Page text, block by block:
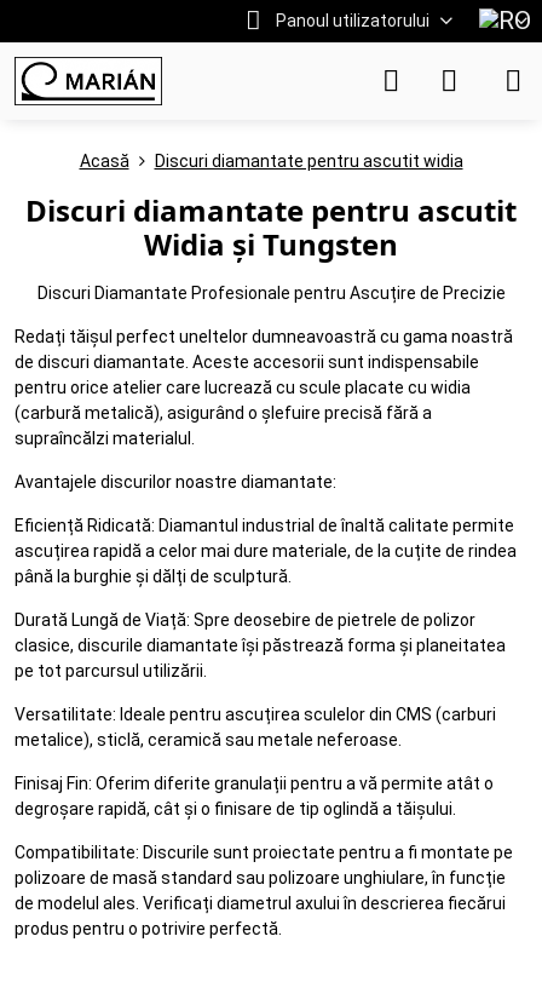
Panoul utilizatorului
Acasă Discuri diamantate pentru ascutit widia
Discuri diamantate pentru ascutit
Widia și Tungsten
Discuri Diamantate Profesionale pentru Ascuțire de Precizie
Redați tăișul perfect uneltelor dumneavoastră cu gama noastră
de discuri diamantate. Aceste accesorii sunt indispensabile
pentru orice atelier care lucrează cu scule placate cu widia
(carbură metalică), asigurând o șlefuire precisă fără a
supraîncălzi materialul.
Avantajele discurilor noastre diamantate:
Eficiență Ridicată: Diamantul industrial de înaltă calitate permite
ascuțirea rapidă a celor mai dure materiale, de la cuțite de rindea
până la burghie și dălți de sculptură.
Durată Lungă de Viață: Spre deosebire de pietrele de polizor
clasice, discurile diamantate își păstrează forma și planeitatea
pe tot parcursul utilizării.
Versatilitate: Ideale pentru ascuțirea sculelor din CMS (carburi
metalice), sticlă, ceramică sau metale neferoase.
Finisaj Fin: Oferim diferite granulații pentru a vă permite atât o
degroșare rapidă, cât și o finisare de tip oglindă a tăișului.
Compatibilitate: Discurile sunt proiectate pentru a fi montate pe
polizoare de masă standard sau polizoare unghiulare, în funcție
de modelul ales. Verificați diametrul axului în descrierea fiecărui
produs pentru o potrivire perfectă.